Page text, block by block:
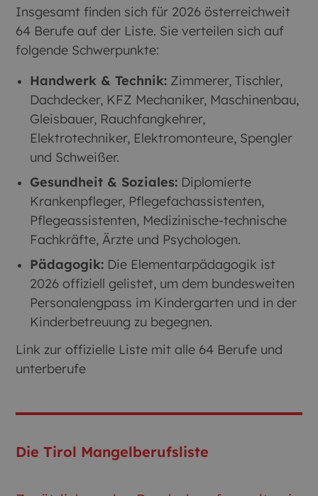
Insgesamt finden sich für 2026 österreichweit
64 Berufe auf der Liste. Sie verteilen sich auf
folgende Schwerpunkte:
Handwerk & Technik:Zimmerer, Tischler,
Dachdecker, KFZ Mechaniker, Maschinenbau,
Gleisbauer, Rauchfangkehrer,
Elektrotechniker, Elektromonteure, Spengler
und Schweißer.
Gesundheit & Soziales:Diplomierte
Krankenpfleger, Pflegefachassistenten,
Pflegeassistenten, Medizinische-technische
Fachkräfte, Ärzte und Psychologen.
Pädagogik:Die Elementarpädagogik ist
2026 offiziell gelistet, um dem bundesweiten
Personalengpass im Kindergarten und in der
Kinderbetreuung zu begegnen.
Link zur offizielle Liste mit alle 64 Berufe und
unterberufe
Die Tirol Mangelberufsliste